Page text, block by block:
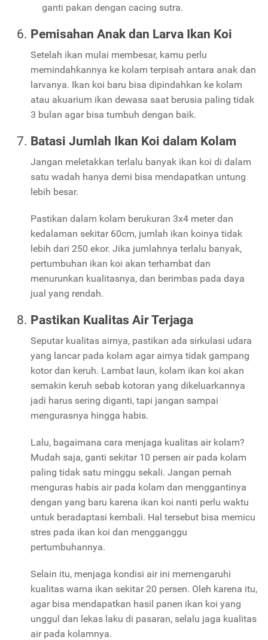
ganti pakan dengan cacing sutra.
Pemisahan Anak dan Larva Ikan Koi
Setelah ikan mulai membesar, kamu perlu
memindahkannya ke kolam terpisah antara anak dan
larvanya. Ikan koi baru bisa dipindahkan ke kolam
atau akuarium ikan dewasa saat berusia paling tidak
3 bulan agar bisa tumbuh dengan baik.
Batasi Jumlah Ikan Koi dalam Kolam
Jangan meletakkan terlalu banyak ikan koi di dalam
satu wadah hanya demi bisa mendapatkan untung
lebih besar.
Pastikan dalam kolam berukuran 3x4 meter dan
kedalaman sekitar 60cm, jumlah ikan koinya tidak
lebih dari 250 ekor. Jika jumlahnya terlalu banyak,
pertumbuhan ikan koi akan terhambat dan
menurunkan kualitasnya, dan berimbas pada daya
jual yang rendah.
Pastikan Kualitas Air Terjaga
Seputar kualitas airnya, pastikan ada sirkulasi udara
yang lancar pada kolam agar airnya tidak gampang
kotor dan keruh. Lambat laun, kolam ikan koi akan
semakin keruh sebab kotoran yang dikeluarkannya
jadi harus sering diganti, tapi jangan sampai
mengurasnya hingga habis.
Lalu, bagaimana cara menjaga kualitas air kolam?
Mudah saja, ganti sekitar 10 persen air pada kolam
paling tidak satu minggu sekali. Jangan pernah
menguras habis air pada kolam dan menggantinya
dengan yang baru karena ikan koi nanti perlu waktu
untuk beradaptasi kembali. Hal tersebut bisa memicu
stres pada ikan koi dan mengganggu
pertumbuhannya.
Selain itu, menjaga kondisi air ini memengaruhi
kualitas warna ikan sekitar 20 persen. Oleh karena itu,
agar bisa mendapatkan hasil panen ikan koi yang
unggul dan lekas laku di pasaran, selalu jaga kualitas
air pada kolamnya.